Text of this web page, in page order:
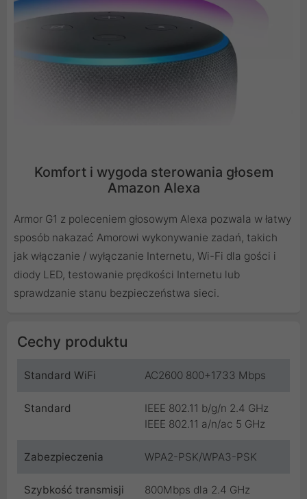
Komfort i wygoda sterowania głosem
Amazon Alexa
Armor G1 z poleceniem głosowym Alexa pozwala w łatwy
sposób nakazać Amorowi wykonywanie zadań, takich
jak włączanie / wyłączanie Internetu, Wi-Fi dla gości i
diody LED, testowanie prędkości Internetu lub
sprawdzanie stanu bezpieczeństwa sieci.
Cechy produktu
Standard WiFi AC2600 800+1733 Mbps
Standard
IEEE 802.11 b/g/n 2.4 GHz
IEEE 802.11 a/n/ac 5 GHz
Zabezpieczenia WPA2-PSK/WPA3-PSK
Szybkość transmisji
800Mbps dla 2.4 GHz